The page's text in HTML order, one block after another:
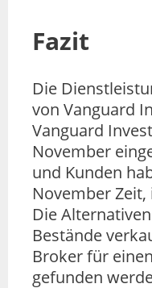
Fazit
Die
von Vanguard
Vanguard
November
und Kunden
November
Die
Bestände
Broker für
gefunden